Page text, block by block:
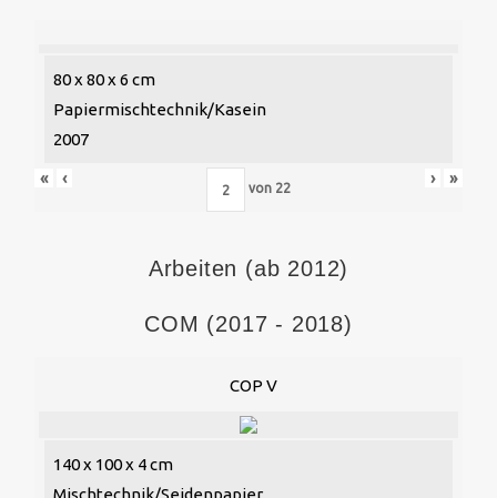
80 x 80 x 6 cm
Papiermischtechnik/Kasein
2007
« ‹
von 22
› »
Arbeiten (ab 2012)
COM (2017 - 2018)
COP V
140 x 100 x 4 cm
Mischtechnik/Seidenpapier